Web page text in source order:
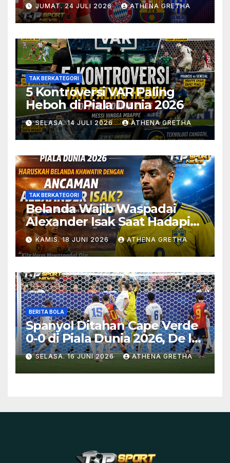
JUMAT. 24 JULI 2026 ATHENA GRETHA
TAK BERKATEGORI
5 Kontroversi VAR Paling
Heboh di Piala Dunia 2026
SELASA. 14 JULI 2026 ATHENA GRETHA
TAK BERKATEGORI
Belanda Wajib Waspadai
Alexander Isak Saat Hadapi
Swedia
KAMIS. 18 JUNI 2026 ATHENA GRETHA
BERITA BOLA
Spanyol Ditahan Cape Verde
0-0 di Piala Dunia 2026, De la
Fuente Soroti Kurangnya
Ketajaman
SELASA. 16 JUNI 2026 ATHENA GRETHA